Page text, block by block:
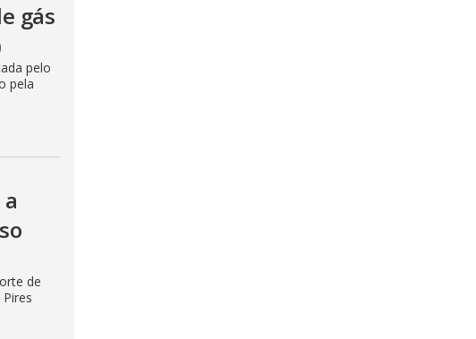
gás
pelo
pela
de